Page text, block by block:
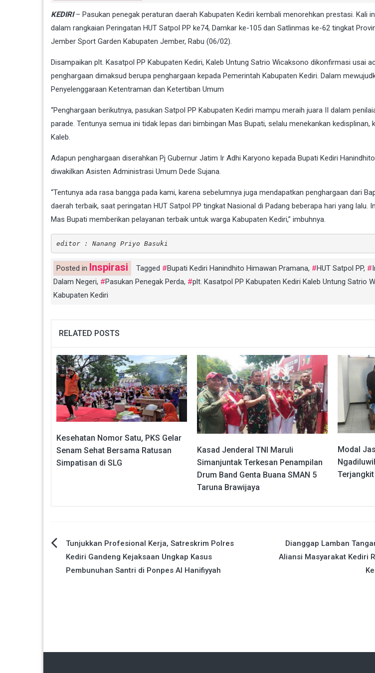
KEDIRI– Pasukan penegak peraturan daerah Kabupaten Kediri kembali menorehkan prestasi. Kali
dalam rangkaian Peringatan HUT Satpol PP ke74, Damkar ke-105 dan Satlinmas ke-62 tingkat
Jember Sport Garden Kabupaten Jember, Rabu (06/02).
Disampaikan plt. Kasatpol PP Kabupaten Kediri, Kaleb Untung Satrio Wicaksono dikonfirmasi usai
penghargaan dimaksud berupa penghargaan kepada Pemerintah Kabupaten Kediri. Dalam
Penyelenggaraan Ketentraman dan Ketertiban Umum
“Penghargaan berikutnya, pasukan Satpol PP Kabupaten Kediri mampu meraih juara II dalam
parade. Tentunya semua ini tidak lepas dari bimbingan Mas Bupati, selalu menekankan kedisplinan,
Kaleb.
Adapun penghargaan diserahkan Pj Gubernur Jatim Ir Adhi Karyono kepada Bupati Kediri
diwakilkan Asisten Administrasi Umum Dede Sujana.
“Tentunya ada rasa bangga pada kami, karena sebelumnya juga mendapatkan penghargaan dari
daerah terbaik, saat peringatan HUT Satpol PP tingkat Nasional di Padang beberapa hari yang lalu.
Mas Bupati memberikan pelayanan terbaik untuk warga Kabupaten Kediri,” imbuhnya.
editor : Nanang Priyo Basuki
Posted in Inspirasi Tagged Bupati Kediri Hanindhito Himawan Pramana, HUT Satpol PP,
Dalam Negeri, Pasukan Penegak Perda, plt. Kasatpol PP Kabupaten Kediri Kaleb Untung Satrio
Kabupaten Kediri
RELATED POSTS
Kesehatan Nomor Satu, PKS Gelar
Senam Sehat Bersama Ratusan
Simpatisan di SLG
Kasad Jenderal TNI Maruli
Simanjuntak Terkesan Penampilan
Drum Band Genta Buana SMAN 5
Taruna Brawijaya
Modal
Navigasi
pos
Tunjukkan Profesional Kerja, Satreskrim Polres
Kediri Gandeng Kejaksaan Ungkap Kasus
Pembunuhan Santri di Ponpes Al Hanifiyyah
Dianggap Lamban
Aliansi Masyarakat Kediri